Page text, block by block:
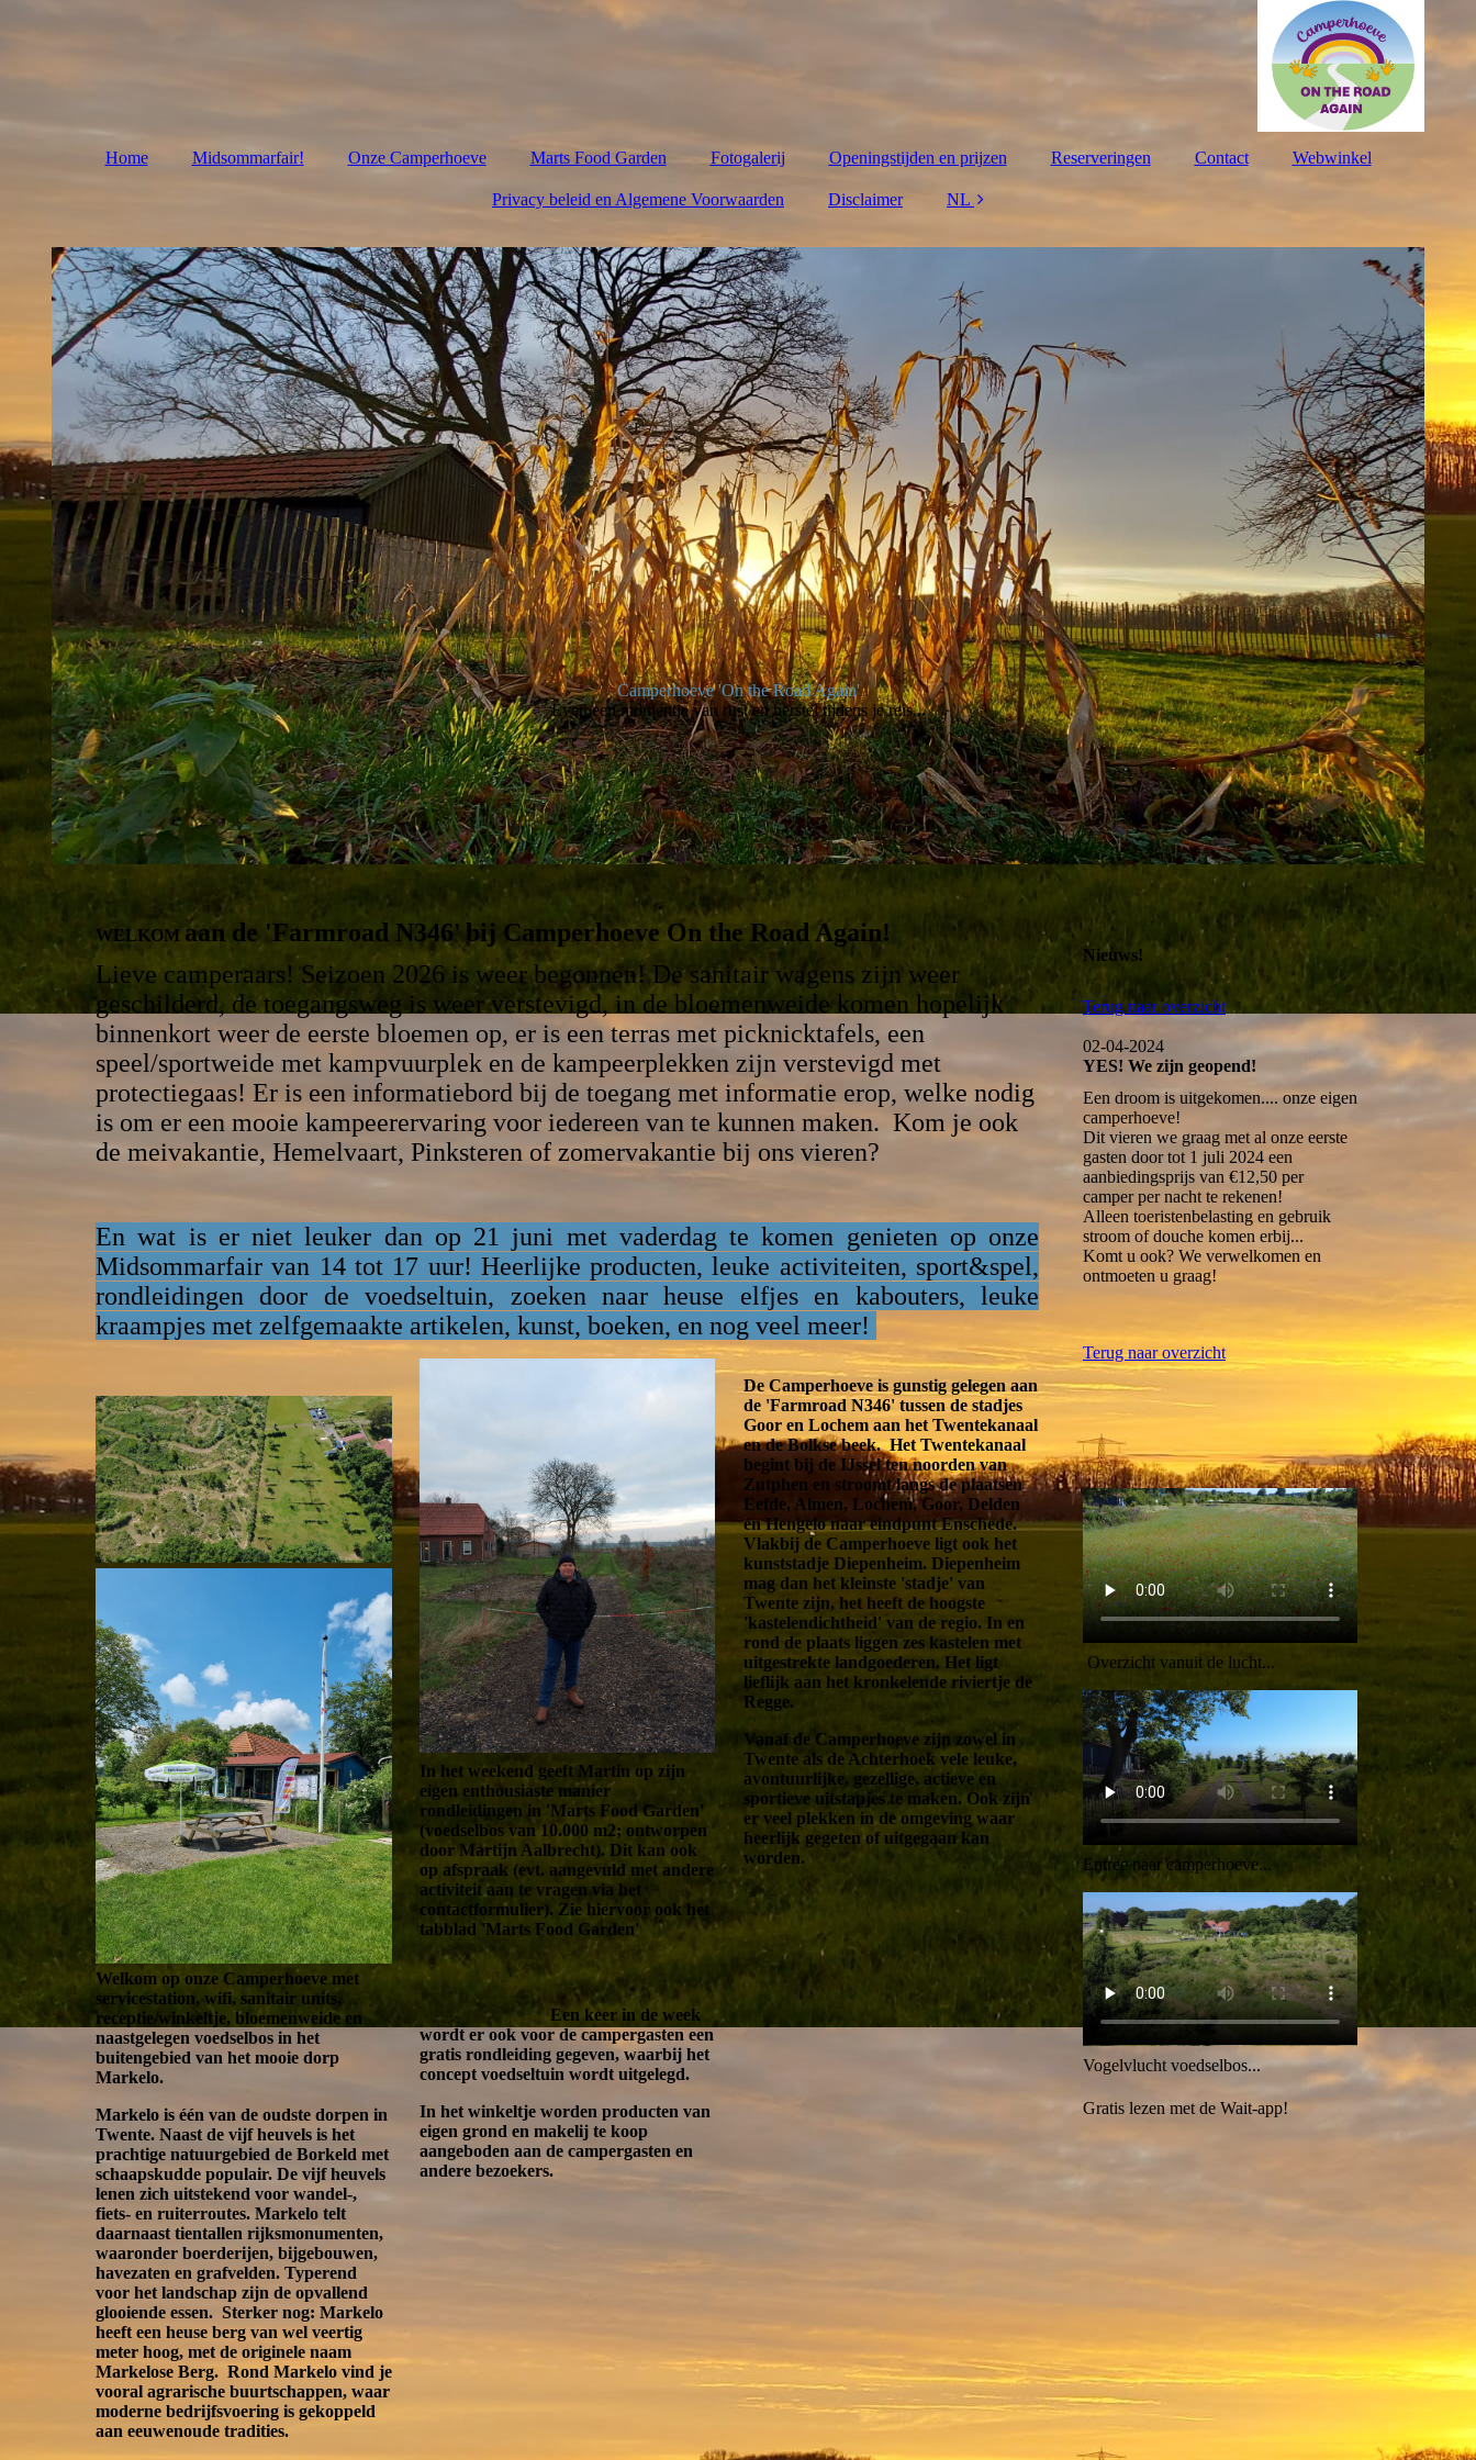
Home Midsommarfair! Onze Camperhoeve Marts Food Garden Fotogalerij Openingstijden en prijzen Reserveringen Contact Webwinkel
Privacy beleid en Algemene Voorwaarden Disclaimer NL
Camperhoeve 'On the Road Again'
Even een momentje van rust en herstel tijdens je reis...
WELKOM aan de 'Farmroad N346' bij Camperhoeve On the Road Again!
Lieve camperaars! Seizoen 2026 is weer begonnen! De sanitair wagens zijn weer
geschilderd, de toegangsweg is weer verstevigd, in de bloemenweide komen hopelijk
binnenkort weer de eerste bloemen op, er is een terras met picknicktafels, een
speel/sportweide met kampvuurplek en de kampeerplekken zijn verstevigd met
protectiegaas! Er is een informatiebord bij de toegang met informatie erop, welke nodig
is om er een mooie kampeerervaring voor iedereen van te kunnen maken. Kom je ook
de meivakantie, Hemelvaart, Pinksteren of zomervakantie bij ons vieren?
En wat is er niet leuker dan op 21 juni met vaderdag te komen genieten op onze
Midsommarfair van 14 tot 17 uur! Heerlijke producten, leuke activiteiten, sport&spel,
rondleidingen door de voedseltuin, zoeken naar heuse elfjes en kabouters, leuke
kraampjes met zelfgemaakte artikelen, kunst, boeken, en nog veel meer!
Welkom op onze Camperhoeve met
servicestation, wifi, sanitair units,
receptie/winkeltje, bloemenweide en
naastgelegen voedselbos in het
buitengebied van het mooie dorp
Markelo.
Markelo is één van de oudste dorpen in
Twente. Naast de vijf heuvels is het
prachtige natuurgebied de Borkeld met
schaapskudde populair. De vijf heuvels
lenen zich uitstekend voor wandel-,
fiets- en ruiterroutes. Markelo telt
daarnaast tientallen rijksmonumenten,
waaronder boerderijen, bijgebouwen,
havezaten en grafvelden. Typerend
voor het landschap zijn de opvallend
glooiende essen. Sterker nog: Markelo
heeft een heuse berg van wel veertig
meter hoog, met de originele naam
Markelose Berg. Rond Markelo vind je
vooral agrarische buurtschappen, waar
moderne bedrijfsvoering is gekoppeld
aan eeuwenoude tradities.
In het weekend geeft Martin op zijn
eigen enthousiaste manier
rondleidingen in 'Marts Food Garden'
(voedselbos van 10.000 m2; ontworpen
door Martijn Aalbrecht). Dit kan ook
op afspraak (evt. aangevuld met andere
activiteit aan te vragen via het
contactformulier). Zie hiervoor ook het
tabblad 'Marts Food Garden'
Een keer in de week
wordt er ook voor de campergasten een
gratis rondleiding gegeven, waarbij het
concept voedseltuin wordt uitgelegd.
In het winkeltje worden producten van
eigen grond en makelij te koop
aangeboden aan de campergasten en
andere bezoekers.
De Camperhoeve is gunstig gelegen aan
de 'Farmroad N346' tussen de stadjes
Goor en Lochem aan het Twentekanaal
en de Bolkse beek. Het Twentekanaal
begint bij de IJssel ten noorden van
Zutphen en stroomt langs de plaatsen
Eefde, Almen, Lochem, Goor, Delden
en Hengelo naar eindpunt Enschede.
Vlakbij de Camperhoeve ligt ook het
kunststadje Diepenheim. Diepenheim
mag dan het kleinste 'stadje' van
Twente zijn, het heeft de hoogste
'kastelendichtheid' van de regio. In en
rond de plaats liggen zes kastelen met
uitgestrekte landgoederen. Het ligt
lieflijk aan het kronkelende riviertje de
Regge.
Vanaf de Camperhoeve zijn zowel in
Twente als de Achterhoek vele leuke,
avontuurlijke, gezellige, actieve en
sportieve uitstapjes te maken. Ook zijn
er veel plekken in de omgeving waar
heerlijk gegeten of uitgegaan kan
worden.
Nieuws!
Terug naar overzicht
02-04-2024
YES! We zijn geopend!
Een droom is uitgekomen.... onze eigen
camperhoeve!
Dit vieren we graag met al onze eerste
gasten door tot 1 juli 2024 een
aanbiedingsprijs van €12,50 per
camper per nacht te rekenen!
Alleen toeristenbelasting en gebruik
stroom of douche komen erbij...
Komt u ook? We verwelkomen en
ontmoeten u graag!
Terug naar overzicht
Overzicht vanuit de lucht...
Entree naar camperhoeve...
Vogelvlucht voedselbos...
Gratis lezen met de Wait-app!